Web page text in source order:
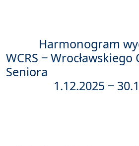
Harmonogram
WCRS ‒
Seniora
1.12.2025 ‒